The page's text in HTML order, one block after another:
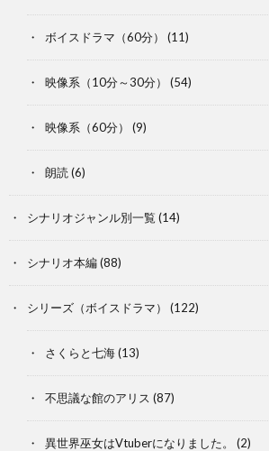
ボイスドラマ（60分） (11)
映像系（10分～30分） (54)
映像系（60分） (9)
朗読 (6)
シナリオジャンル別一覧 (14)
シナリオ本編(88)
シリーズ（ボイスドラマ） (122)
さくらと七海(13)
不思議な館のアリス (87)
異世界巫女はVtuberになりました。 (2)